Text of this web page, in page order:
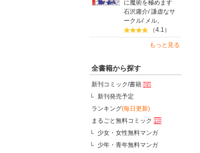
に魔術を極めます
石沢庸介/謙虚なサ
ークル/ メル。
（4.1）
もっと見る
全書籍から探す
新刊コミック/書籍
新刊発売予定
ランキング(毎日更新)
まるごと無料コミック
少女・女性無料マンガ
少年・青年無料マンガ